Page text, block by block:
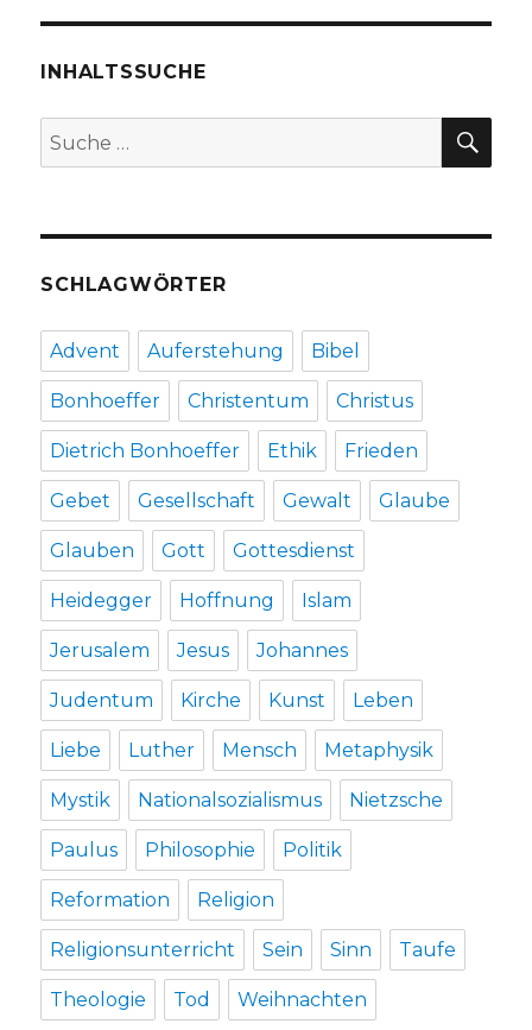
Fleischer,
2013
INHALTSSUCHE
Suche
nach:
SCHLAGWÖRTER
Advent Auferstehung Bibel
Bonhoeffer Christentum Christus
Dietrich Bonhoeffer Ethik Frieden
Gebet Gesellschaft Gewalt Glaube
Glauben Gott Gottesdienst
Heidegger Hoffnung Islam
Jerusalem Jesus Johannes
Judentum Kirche Kunst Leben
Liebe Luther Mensch Metaphysik
Mystik Nationalsozialismus Nietzsche
Paulus Philosophie Politik
Reformation Religion
Religionsunterricht Sein Sinn Taufe
Theologie Tod Weihnachten